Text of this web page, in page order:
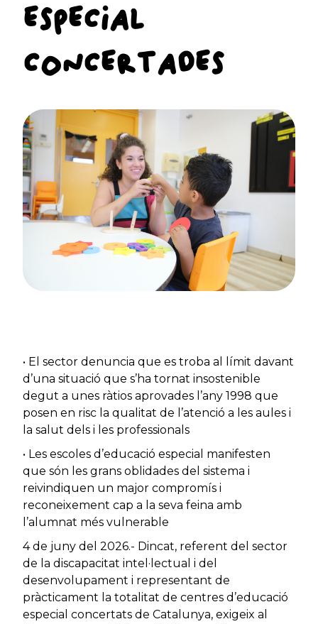
ESPECIAL
CONCERTADES
• El sector denuncia que es troba al límit davant
d’una situació que s’ha tornat insostenible
degut a unes ràtios aprovades l’any 1998 que
posen en risc la qualitat de l’atenció a les aules i
la salut dels i les professionals
• Les escoles d’educació especial manifesten
que són les grans oblidades del sistema i
reivindiquen un major compromís i
reconeixement cap a la seva feina amb
l’alumnat més vulnerable
4 de juny del 2026.- Dincat, referent del sector
de la discapacitat intel·lectual i del
desenvolupament i representant de
pràcticament la totalitat de centres d’educació
especial concertats de Catalunya, exigeix al